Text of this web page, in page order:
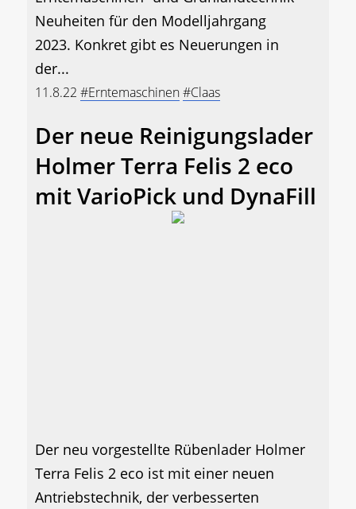
Neuheiten für den Modelljahrgang
2023. Konkret gibt es Neuerungen in
der...
11.8.22 #Erntemaschinen#Claas
Der neue Reinigungslader
Holmer Terra Felis 2 eco
mit VarioPick und DynaFill
Der neu vorgestellte Rübenlader Holmer
Terra Felis 2 eco ist mit einer neuen
Antriebstechnik, der verbesserten